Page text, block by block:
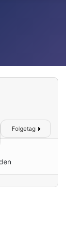
Folgetag